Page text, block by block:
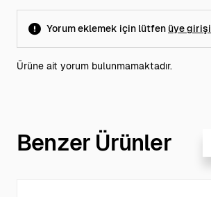
Yorum eklemek için lütfen üye girişi
Ürüne ait yorum bulunmamaktadır.
Benzer Ürünler